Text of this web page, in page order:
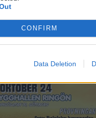
CONFIRM
Data Deletion
coast IPA.